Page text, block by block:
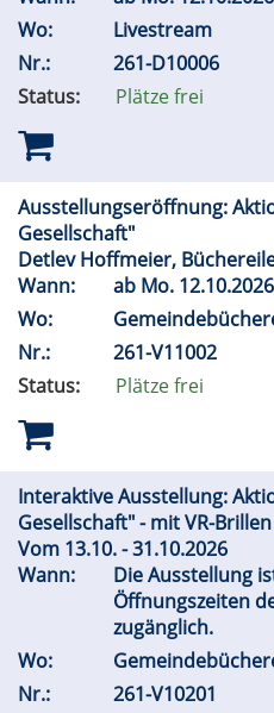
Wo:
Livestream
Nr.:
261-D10006
Status:
Plätze frei
Ausstellungseröffnung:
Gesellschaft"
Detlev Hoffmeier,
Wann:
ab Mo.
Wo:
Nr.:
261-V11002
Status:
Plätze frei
Interaktive Ausstellung:
Gesellschaft" - mit VR-
Vom 13.10. - 31.10.2026
Wann:
Die Ausstellung
Öffnungszeiten
zugänglich.
Wo:
Nr.:
261-V10201